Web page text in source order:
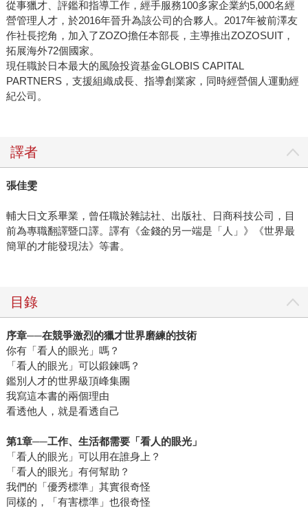
從事獵才、評鑑和指導工作，經手服務100多家企業約5,000名經
營管理人才，於2016年晉升為該公司的合夥人。2017年被前澤友
作社長挖角，加入了ZOZO擔任本部長，主導推出ZOZOSUIT，
拓展海外72個國家。
現任職於日本最大的風險投資基金GLOBIS CAPITAL
PARTNERS，支援組織成長、指導創業家，同時經營個人運動經
紀公司。
譯者
張佳雯
輔大日文系畢業，曾任職於雜誌社、出版社、日商科技公司，目
前為專職翻譯暨口譯。譯有《金錢的另一端是「人」》《世界最
簡單的才能發現法》等書。
目錄
序章──在競爭激烈的獵才世界磨練的技術
你有「看人的眼光」嗎？
「看人的眼光」可以鍛鍊嗎？
鑑別人才的世界級頂峰集團
我寫這本書的兩個理由
看透他人，就是看透自己
第1章──工作、生活都需要「看人的眼光」
「看人的眼光」可以用在誰身上？
「看人的眼光」有何幫助？
我們的「優秀標準」其實很奇怪
同樣的，「有害標準」也很奇怪